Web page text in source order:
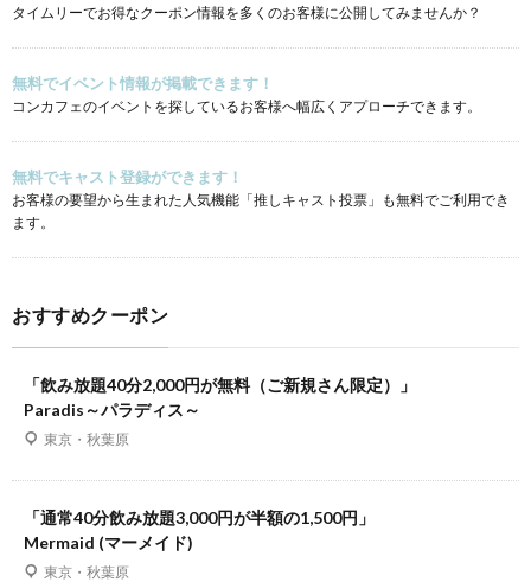
タイムリーでお得なクーポン情報を多くのお客様に公開してみませんか？
無料でイベント情報が掲載できます！
コンカフェのイベントを探しているお客様へ幅広くアプローチできます。
無料でキャスト登録ができます！
お客様の要望から生まれた人気機能「推しキャスト投票」も無料でご利用でき
ます。
おすすめクーポン
「飲み放題40分2,000円が無料（ご新規さん限定）」
Paradis～パラディス～
東京・秋葉原
「通常40分飲み放題3,000円が半額の1,500円」
Mermaid (マーメイド)
東京・秋葉原